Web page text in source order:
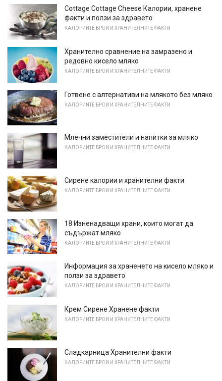
Cottage Cottage Cheese Калории, хранене
факти и ползи за здравето
КАЛОРИИТЕ БРОИ И ХРАНИТЕЛНИТЕ ФАКТИ
Хранително сравнение на замразено и
редовно кисело мляко
КАЛОРИИТЕ БРОИ И ХРАНИТЕЛНИТЕ ФАКТИ
Готвене с алтернативи на млякото без мляко
КАЛОРИИТЕ БРОИ И ХРАНИТЕЛНИТЕ ФАКТИ
Млечни заместители и напитки за мляко
КАЛОРИИТЕ БРОИ И ХРАНИТЕЛНИТЕ ФАКТИ
Сирене калории и хранителни факти
КАЛОРИИТЕ БРОИ И ХРАНИТЕЛНИТЕ ФАКТИ
18 Изненадващи храни, които могат да
съдържат мляко
КАЛОРИИТЕ БРОИ И ХРАНИТЕЛНИТЕ ФАКТИ
Информация за храненето на кисело мляко и
ползи за здравето
КАЛОРИИТЕ БРОИ И ХРАНИТЕЛНИТЕ ФАКТИ
Крем Сирене Хранене факти
КАЛОРИИТЕ БРОИ И ХРАНИТЕЛНИТЕ ФАКТИ
Сладкарница Хранителни факти
КАЛОРИИТЕ БРОИ И ХРАНИТЕЛНИТЕ ФАКТИ